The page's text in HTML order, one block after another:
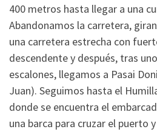
400 metros hasta llegar a una
Abandonamos la carretera,
una carretera estrecha con
descendente y después, tras
escalones, llegamos a Pasai
Juan). Seguimos hasta el
donde se encuentra el
una barca para cruzar el puerto